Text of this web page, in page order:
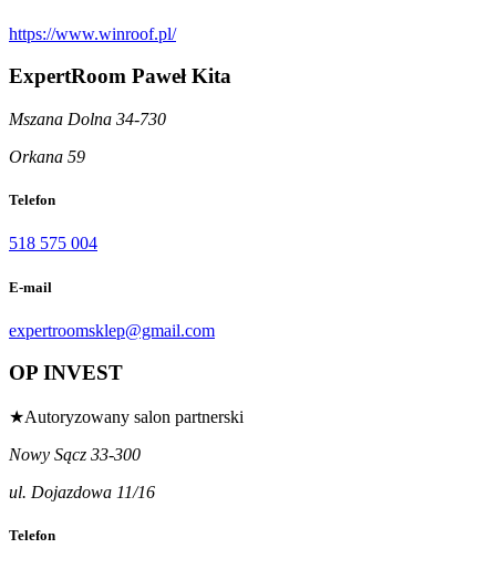
https://www.winroof.pl/
ExpertRoom Paweł Kita
Mszana Dolna 34-730
Orkana 59
Telefon
518 575 004
E-mail
expertroomsklep@gmail.com
OP INVEST
★Autoryzowany salon partnerski
Nowy Sącz 33-300
ul. Dojazdowa 11/16
Telefon